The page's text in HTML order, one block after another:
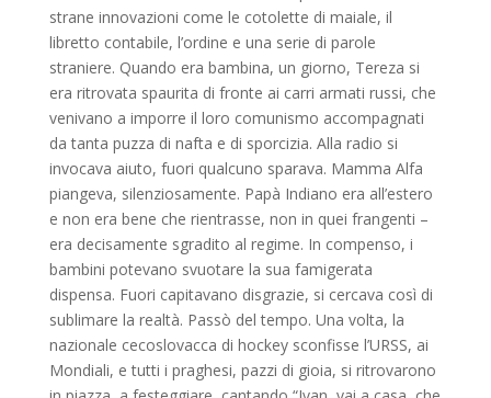
strane innovazioni come le cotolette di maiale, il
libretto contabile, l’ordine e una serie di parole
straniere. Quando era bambina, un giorno, Tereza si
era ritrovata spaurita di fronte ai carri armati russi, che
venivano a imporre il loro comunismo accompagnati
da tanta puzza di nafta e di sporcizia. Alla radio si
invocava aiuto, fuori qualcuno sparava. Mamma Alfa
piangeva, silenziosamente. Papà Indiano era all’estero
e non era bene che rientrasse, non in quei frangenti –
era decisamente sgradito al regime. In compenso, i
bambini potevano svuotare la sua famigerata
dispensa. Fuori capitavano disgrazie, si cercava così di
sublimare la realtà. Passò del tempo. Una volta, la
nazionale cecoslovacca di hockey sconfisse l’URSS, ai
Mondiali, e tutti i praghesi, pazzi di gioia, si ritrovarono